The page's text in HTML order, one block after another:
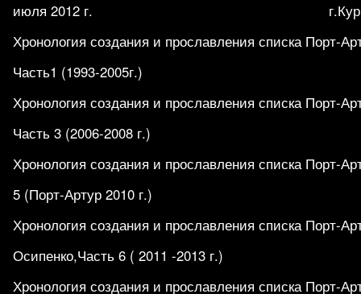
июля 2012 г.
Хронология создания и прославления списка Порт-
Часть1 (1993-2005г.)
Хронология создания и прославления списка Порт-
Часть 3 (2006-2008 г.)
Хронология создания и прославления списка Порт-
5 (Порт-Артур 2010 г.)
Хронология создания и прославления списка Порт-
Осипенко,Часть 6 ( 2011 -2013 г.)
Хронология создания и прославления списка Порт-